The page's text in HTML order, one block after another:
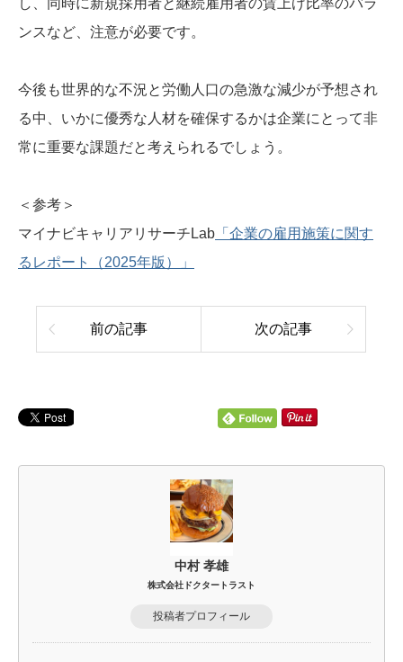
し、同時に新規採用者と継続雇用者の賃上げ比率のバラ
ンスなど、注意が必要です。
今後も世界的な不況と労働人口の急激な減少が予想され
る中、いかに優秀な人材を確保するかは企業にとって非
常に重要な課題だと考えられるでしょう。
＜参考＞
マイナビキャリアリサーチLab 「企業の雇用施策に関す
るレポート（2025年版）」
前の記事 次の記事
中村 孝雄
株式会社ドクタートラスト
投稿者プロフィール